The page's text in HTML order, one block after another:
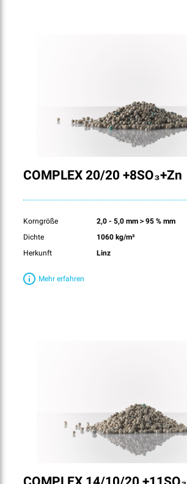
COMPLEX 20/20 +8SO₃+Zn
Korngröße
2,0 - 5,0 mm＞95 % mm
Dichte
1060 kg/m³
Herkunft
Linz
Mehr erfahren